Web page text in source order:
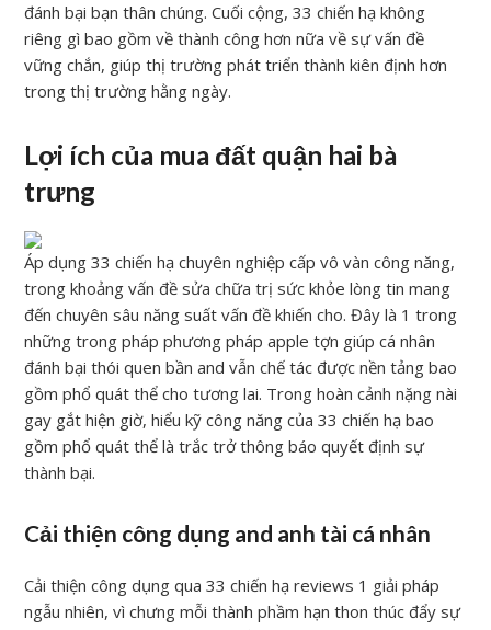
đánh bại bạn thân chúng. Cuối cộng, 33 chiến hạ không
riêng gì bao gồm về thành công hơn nữa về sự vấn đề
vững chắn, giúp thị trường phát triển thành kiên định hơn
trong thị trường hằng ngày.
Lợi ích của mua đất quận hai bà
trưng
Áp dụng 33 chiến hạ chuyên nghiệp cấp vô vàn công năng,
trong khoảng vấn đề sửa chữa trị sức khỏe lòng tin mang
đến chuyên sâu năng suất vấn đề khiến cho. Đây là 1 trong
những trong pháp phương pháp apple tợn giúp cá nhân
đánh bại thói quen bần and vẫn chế tác được nền tảng bao
gồm phổ quát thể cho tương lai. Trong hoàn cảnh nặng nài
gay gắt hiện giờ, hiểu kỹ công năng của 33 chiến hạ bao
gồm phổ quát thể là trắc trở thông báo quyết định sự
thành bại.
Cải thiện công dụng and anh tài cá nhân
Cải thiện công dụng qua 33 chiến hạ reviews 1 giải pháp
ngẫu nhiên, vì chưng mỗi thành phầm hạn thon thúc đẩy sự